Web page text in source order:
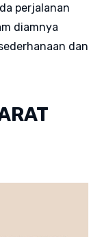
perjalanan
diamnya
dan